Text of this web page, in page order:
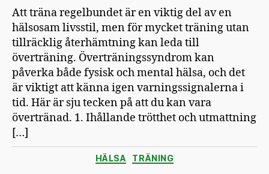
Att träna regelbundet är en viktig del av en
hälsosam livsstil, men för mycket träning utan
tillräcklig återhämtning kan leda till
överträning. Överträningssyndrom kan
påverka både fysisk och mental hälsa, och det
är viktigt att känna igen varningssignalerna i
tid. Här är sju tecken på att du kan vara
övertränad. 1. Ihållande trötthet och utmattning
[…]
Kategorier
HÄLSA TRÄNING